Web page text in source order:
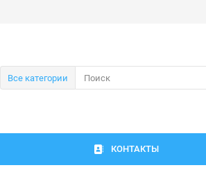
Все категории
КОНТАКТЫ